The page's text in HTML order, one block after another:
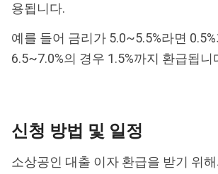
용됩니다.
예를 들어 금리가 5.0~5.5%라면
6.5~7.0%의 경우 1.5%까지 환급됩니
신청 방법 및 일정
소상공인 대출 이자 환급을 받기 위